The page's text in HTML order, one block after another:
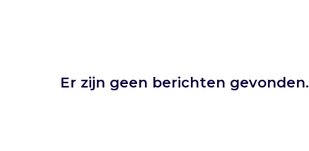
Er zijn geen berichten gevonden.